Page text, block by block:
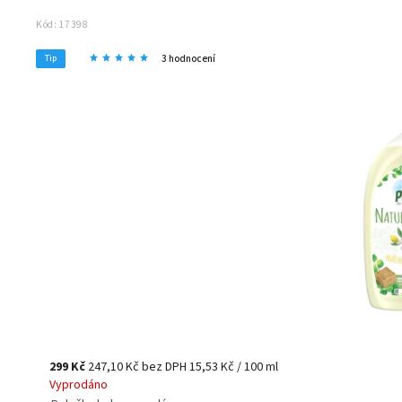
Kód: 17398
Tip 3 hodnocení
299 Kč 247,10 Kč bez DPH 15,53 Kč / 100 ml
Vyprodáno